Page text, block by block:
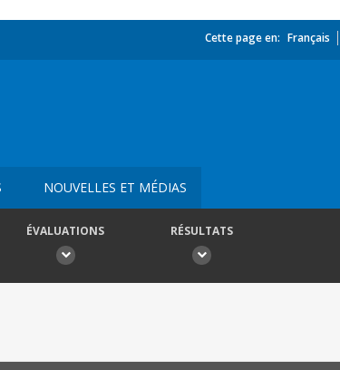
Cette page en: Français
NOUVELLES ET MÉDIAS
ÉVALUATIONS RÉSULTATS